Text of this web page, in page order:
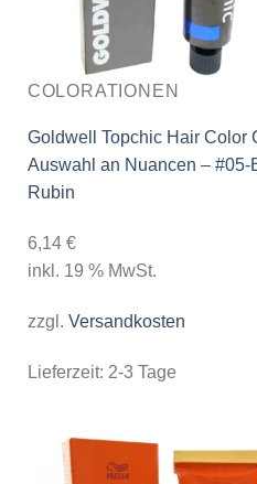
COLORATIONEN
Goldwell Topchic Hair Color
Auswahl an Nuancen –
Rubin
6,14 €
inkl. 19 % MwSt.
zzgl. Versandkosten
Lieferzeit: 2-3 Tage